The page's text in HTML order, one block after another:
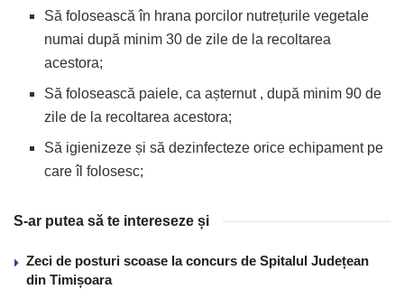
Să folosească în hrana porcilor nutrețurile vegetale
numai după minim 30 de zile de la recoltarea
acestora;
Să folosească paiele, ca așternut , după minim 90 de
zile de la recoltarea acestora;
Să igienizeze și să dezinfecteze orice echipament pe
care îl folosesc;
S-ar putea să te intereseze și
Zeci de posturi scoase la concurs de Spitalul Județean
din Timișoara